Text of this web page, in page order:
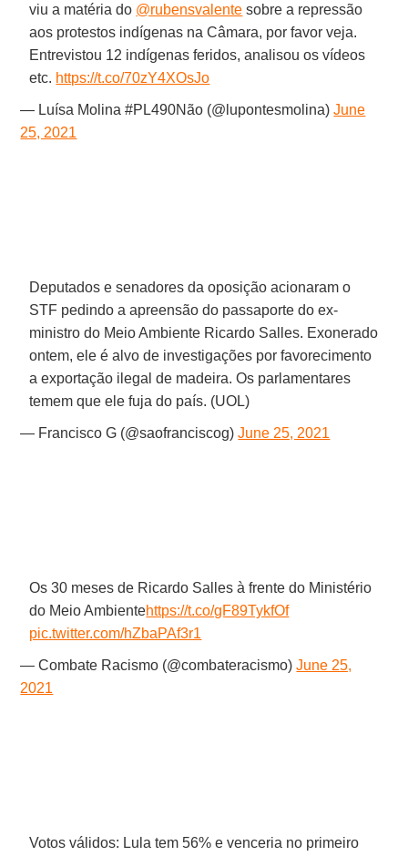
viu a matéria do @rubensvalente sobre a repressão
aos protestos indígenas na Câmara, por favor veja.
Entrevistou 12 indígenas feridos, analisou os vídeos
etc. https://t.co/70zY4XOsJo
— Luísa Molina #PL490Não (@lupontesmolina)June
25, 2021
Deputados e senadores da oposição acionaram o
STF pedindo a apreensão do passaporte do ex-
ministro do Meio Ambiente Ricardo Salles. Exonerado
ontem, ele é alvo de investigações por favorecimento
a exportação ilegal de madeira. Os parlamentares
temem que ele fuja do país. (UOL)
— Francisco G (@saofranciscog)June 25, 2021
Os 30 meses de Ricardo Salles à frente do Ministério
do Meio Ambientehttps://t.co/gF89TykfOf
pic.twitter.com/hZbaPAf3r1
— Combate Racismo (@combateracismo)June 25,
2021
Votos válidos: Lula tem 56% e venceria no primeiro